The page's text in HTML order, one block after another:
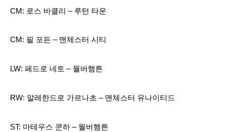
CM: 로스 바클리 – 루턴 타운
CM: 필 포든 – 맨체스터 시티
LW: 페드로 네토 – 월버햄튼
RW: 알레한드로 가르나초 – 맨체스터 유나이티드
ST: 마테우스 쿤하 – 월버햄튼